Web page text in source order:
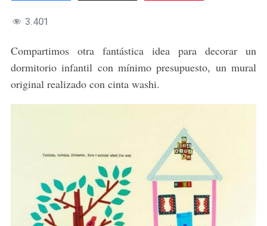
3.401
Compartimos otra fantástica idea para decorar un
dormitorio infantil con mínimo presupuesto, un mural
original realizado con cinta washi.